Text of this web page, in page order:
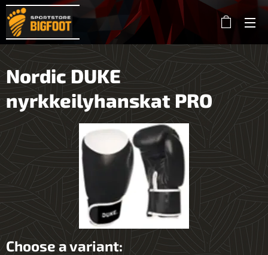
Nordic DUKE
nyrkkeilyhanskat PRO
Choose a variant: